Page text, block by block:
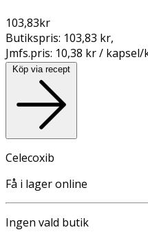
103,83kr
Butikspris: 103,83 kr,
Jmfs.pris: 10,38 kr /
Köp via recept
Celecoxib
Få i lager online
Ingen vald butik